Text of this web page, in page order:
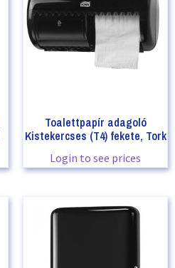
Toalettpapír adagoló
Kistekercses (T4) fekete, Tork
Login to see prices